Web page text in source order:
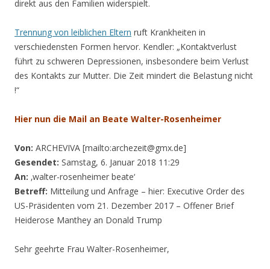
direkt aus den Familien widerspielt.
Trennung von leiblichen Eltern ruft Krankheiten in
verschiedensten Formen hervor. Kendler: „Kontaktverlust
führt zu schweren Depressionen, insbesondere beim Verlust
des Kontakts zur Mutter. Die Zeit mindert die Belastung nicht
!“
Hier nun die Mail an Beate Walter-Rosenheimer
Von: ARCHEVIVA [mailto:archezeit@gmx.de]
Gesendet: Samstag, 6. Januar 2018 11:29
An: ‚walter-rosenheimer beate‘
Betreff: Mitteilung und Anfrage – hier: Executive Order des
US-Präsidenten vom 21. Dezember 2017 – Offener Brief
Heiderose Manthey an Donald Trump
Sehr geehrte Frau Walter-Rosenheimer,